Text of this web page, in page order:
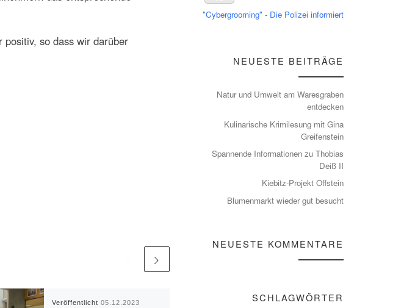
positiv, so dass wir darüber
Veröffentlicht 05.12.2023 Veröffentlicht
"Cybergrooming" - Die Polizei informiert
NEUESTE BEITRÄGE
Natur und Umwelt am Waresgraben
entdecken
Kulinarische Krimilesung mit Gina
Greifenstein
Spannende Informationen zu Thobias
Deiß II
Kiebitz-Projekt Offstein
Blumenmarkt wieder gut besucht
NEUESTE KOMMENTARE
SCHLAGWÖRTER